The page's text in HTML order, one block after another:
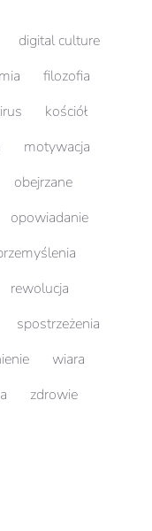
digital culture
filozofia
kościół
motywacja
obejrzane
opowiadanie
rewolucja
spostrzeżenia
wiara
zdrowie